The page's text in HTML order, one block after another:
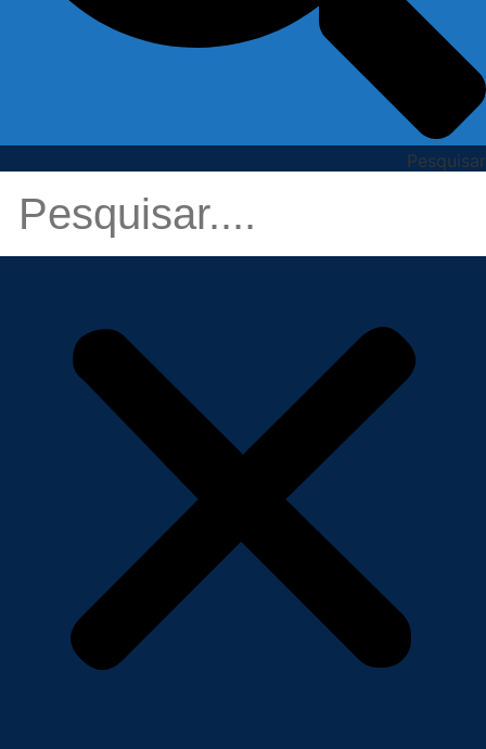
Pesquisar